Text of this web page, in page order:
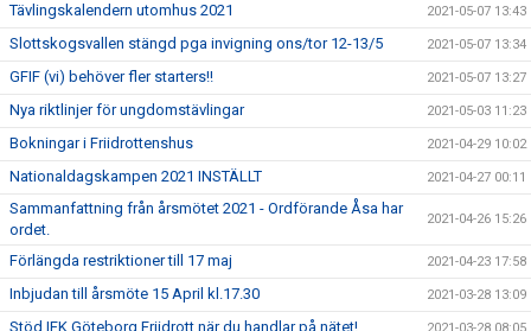
Tävlingskalendern utomhus 2021 2021-05-07 13:43
Slottskogsvallen stängd pga invigning ons/tor 12-13/5 2021-05-07 13:34
GFIF (vi) behöver fler starters!! 2021-05-07 13:27
Nya riktlinjer för ungdomstävlingar 2021-05-03 11:23
Bokningar i Friidrottenshus 2021-04-29 10:02
Nationaldagskampen 2021 INSTÄLLT 2021-04-27 00:11
Sammanfattning från årsmötet 2021 - Ordförande Åsa har
ordet.
2021-04-26 15:26
Förlängda restriktioner till 17 maj 2021-04-23 17:58
Inbjudan till årsmöte 15 April kl.17.30 2021-03-28 13:09
Stöd IFK Göteborg Friidrott när du handlar på nätet!